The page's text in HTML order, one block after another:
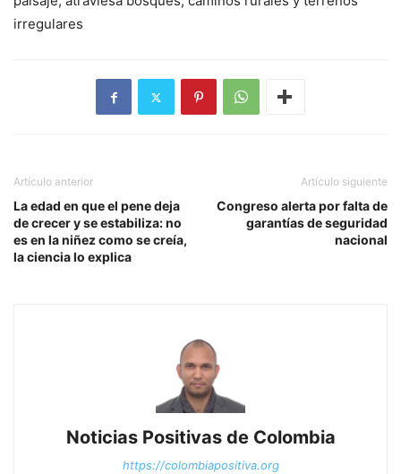
irregulares
Artículo anterior
La edad en que el pene deja
de crecer y se estabiliza: no
es en la niñez como se creía,
la ciencia lo explica
Artículo siguiente
Congreso alerta por falta de
garantías de seguridad
nacional
Noticias Positivas de Colombia
https://colombiapositiva.org